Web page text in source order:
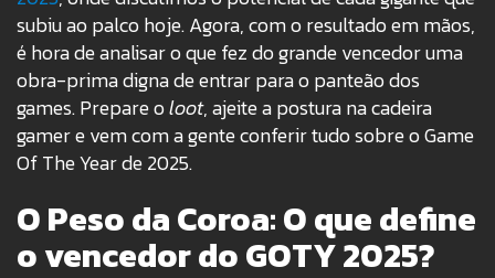
subiu ao palco hoje. Agora, com o resultado em mãos,
é hora de analisar o que fez do grande vencedor uma
obra-prima digna de entrar para o panteão dos
games. Prepare oloot, ajeite a postura na cadeira
gamer e vem com a gente conferir tudo sobre o Game
Of The Year de 2025.
O Peso da Coroa: O que define
o vencedor do GOTY 2025?